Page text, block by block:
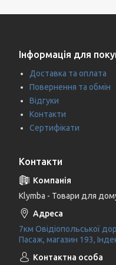
Інформація для
Доставка та оплата
Повернення та обмін
Відгуки
Контакти
Сертифікати
Контакти
Klymba - Товари для
7км Овідіопольської
Пасаж, магазин 193,